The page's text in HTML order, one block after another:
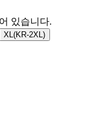
있습니다.
XL(KR-2XL)